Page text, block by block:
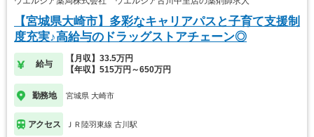
【宮城県大崎市】多彩なキャリアパスと子育て支援制
度充実♪高給与のドラッグストアチェーン◎
給与
【月収】33.5万円
【年収】515万円～650万円
勤務地 宮城県 大崎市
アクセス ＪＲ陸羽東線 古川駅